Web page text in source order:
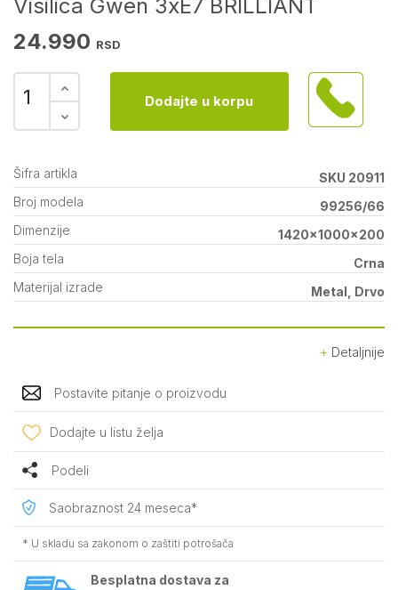
Visilica Gwen 3xE7 BRILLIANT
24.990 RSD
Dodajte u korpu
Šifra artikla
SKU 20911
Broj modela
99256/66
Dimenzije
1420x1000x200
Boja tela
Crna
Materijal izrade
Metal, Drvo
Detaljnije
Postavite pitanje o proizvodu
Dodajte u listu želja
Podeli
Saobraznost 24 meseca*
* U skladu sa zakonom o zaštiti potrošača
Besplatna dostava za